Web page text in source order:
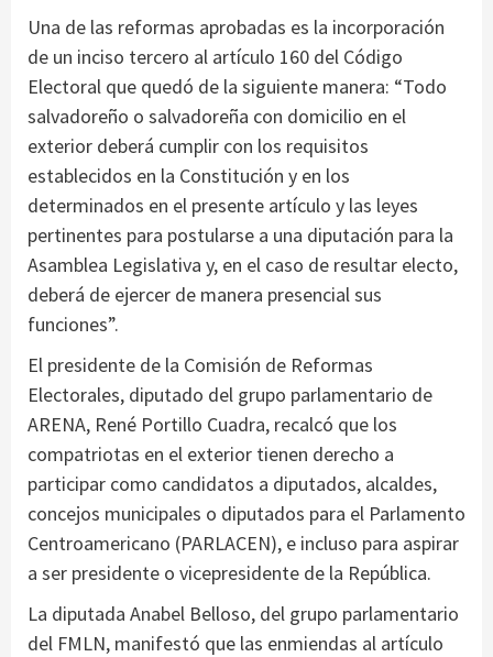
Una de las reformas aprobadas es la incorporación
de un inciso tercero al artículo 160 del Código
Electoral que quedó de la siguiente manera: “Todo
salvadoreño o salvadoreña con domicilio en el
exterior deberá cumplir con los requisitos
establecidos en la Constitución y en los
determinados en el presente artículo y las leyes
pertinentes para postularse a una diputación para la
Asamblea Legislativa y, en el caso de resultar electo,
deberá de ejercer de manera presencial sus
funciones”.
El presidente de la Comisión de Reformas
Electorales, diputado del grupo parlamentario de
ARENA, René Portillo Cuadra, recalcó que los
compatriotas en el exterior tienen derecho a
participar como candidatos a diputados, alcaldes,
concejos municipales o diputados para el Parlamento
Centroamericano (PARLACEN), e incluso para aspirar
a ser presidente o vicepresidente de la República.
La diputada Anabel Belloso, del grupo parlamentario
del FMLN, manifestó que las enmiendas al artículo